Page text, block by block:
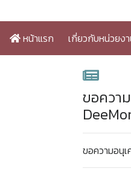
หน้าแรก เกี่ยวกับหน่วยง
ขอควา
ขอความอนุ